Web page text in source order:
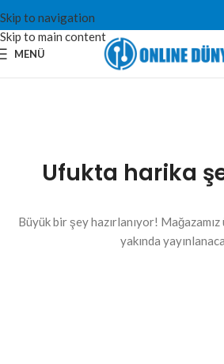
Skip to navigation
Skip to main content
MENÜ
Ufukta harika
Büyük bir şey hazırlanıyor! Mağazamız
yakında